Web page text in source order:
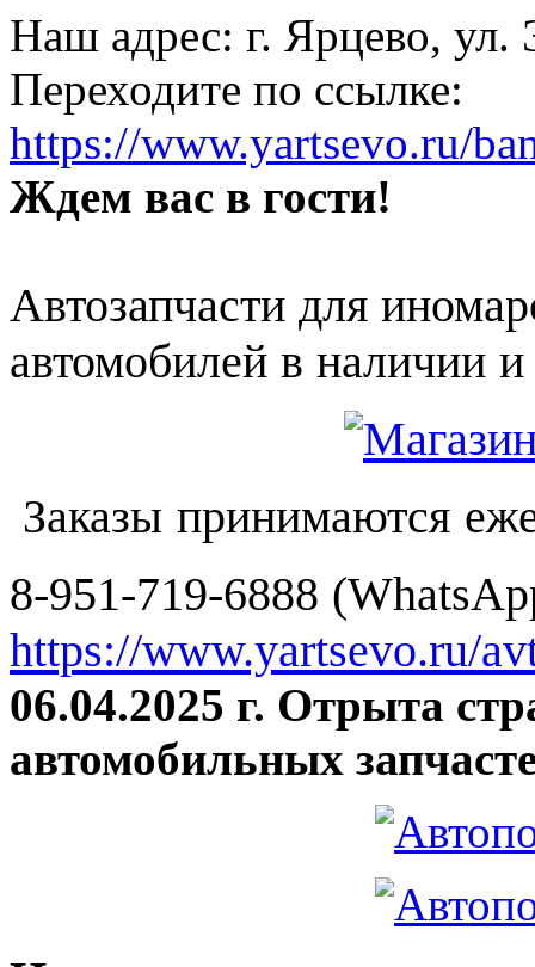
Наш адрес: г. Ярцево, ул.
Переходите по ссылке:
https://www.yartsevo.ru/
Ждем вас в гости!
Автозапчасти для
автомобилей в наличии и
Заказы принимаются
8-951-719-6888
https://www.yartsevo.ru/
06.04.2025 г. Отрыта
автомобильных